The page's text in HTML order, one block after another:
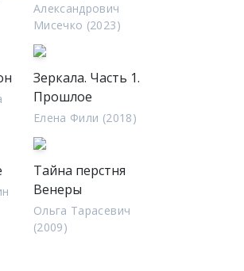
Александрович
Мисечко (2023)
Зеркала. Часть 1.
Прошлое
Елена Фили (2018)
Тайна перстня
Венеры
Ольга Тарасевич
(2009)